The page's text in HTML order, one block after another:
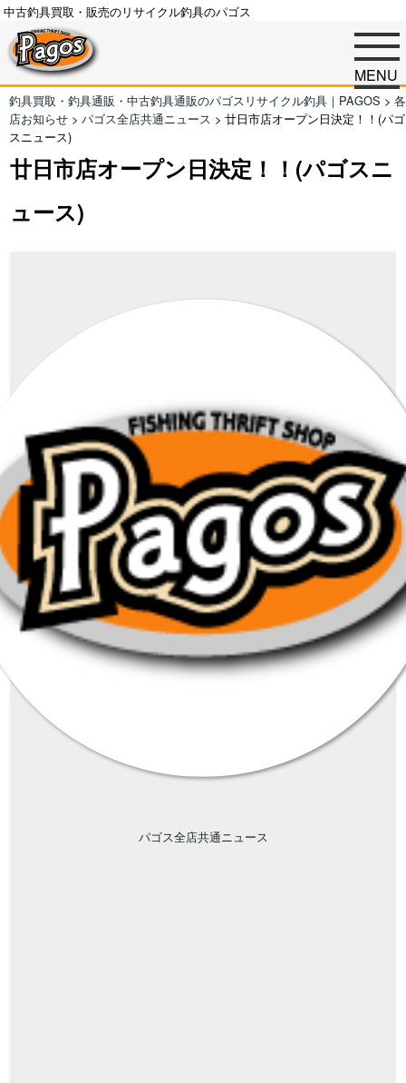
中古釣具買取・販売のリサイクル釣具のパゴス
MENU
釣具買取・釣具通販・中古釣具通販のパゴスリサイクル釣具｜PAGOS > 各
店お知らせ > パゴス全店共通ニュース > 廿日市店オープン日決定！！(パゴ
スニュース)
廿日市店オープン日決定！！(パゴスニ
ュース)
パゴス全店共通ニュース